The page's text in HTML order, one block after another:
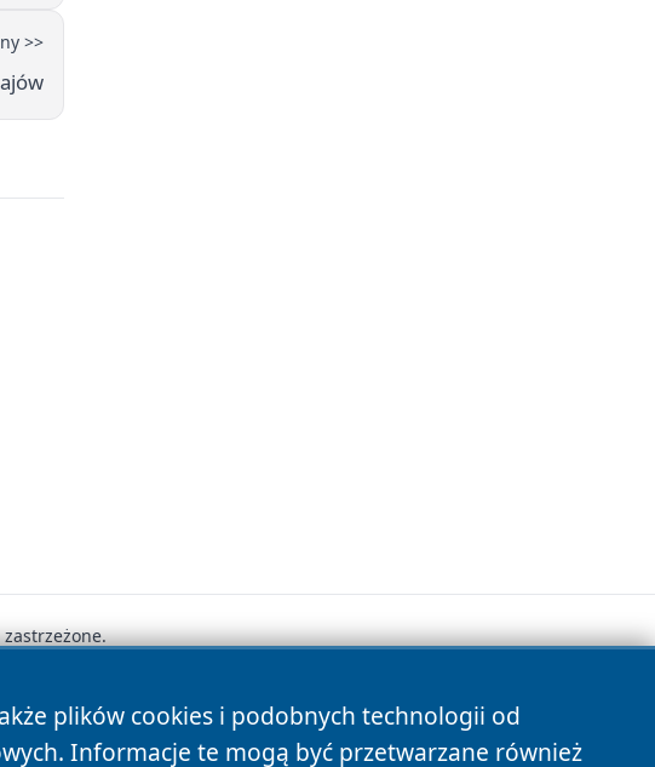
>>
plików cookies i podobnych technologii od
Informacje te mogą być przetwarzane również
Cookies